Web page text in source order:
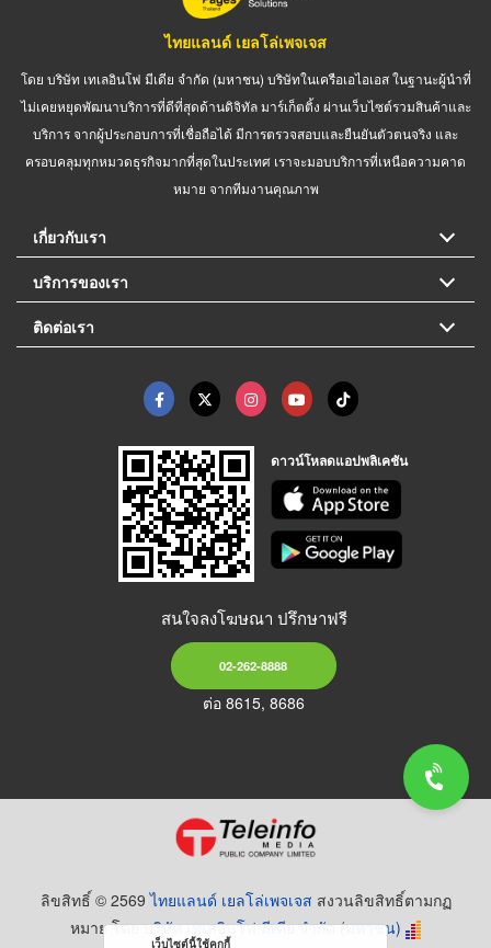
ไทยแลนด์ เยลโล่เพจเจส
โดย บริษัท เทเลอินโฟ มีเดีย จำกัด (มหาชน) บริษัทในเครือเอไอเอส ในฐานะผู้นำที่
ไม่เคยหยุดพัฒนาบริการที่ดีที่สุดด้านดิจิทัล มาร์เก็ตติ้ง ผ่านเว็บไซต์รวมสินค้าและ
บริการ จากผู้ประกอบการที่เชื่อถือได้ มีการตรวจสอบและยืนยันตัวตนจริง และ
ครอบคลุมทุกหมวดธุรกิจมากที่สุดในประเทศ เราจะมอบบริการที่เหนือความคาด
หมาย จากทีมงานคุณภาพ
เกี่ยวกับเรา
บริการของเรา
ติดต่อเรา
ดาวน์โหลดแอปพลิเคชัน
สนใจลงโฆษณา ปรึกษาฟรี
02-262-8888
ต่อ 8615, 8686
ลิขสิทธิ์ © 2569ไทยแลนด์ เยลโล่เพจเจส สงวนลิขสิทธิ์ตามกฏ
หมาย โดยบริษัท เทเลอินโฟ มีเดีย จำกัด (มหาชน)
เว็บไซต์นี้ใช้คุกกี้